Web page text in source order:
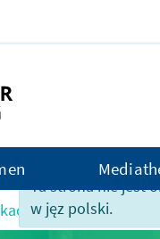
Ta strona nie jest
w jęz polski.
Поводження